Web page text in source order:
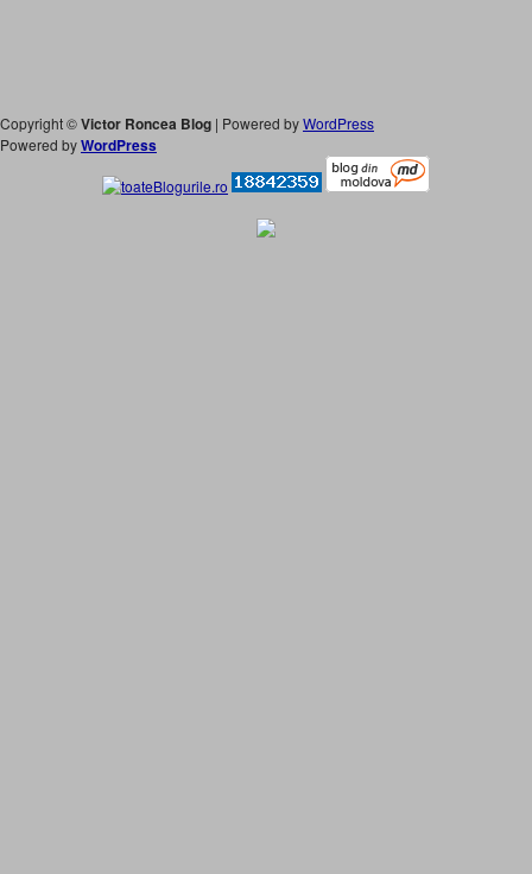
Copyright ©Victor Roncea Blog | Powered byWordPress
Powered byWordPress